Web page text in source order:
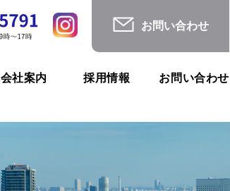
お問い合わせ
会社案内 採用情報 お問い合わせ